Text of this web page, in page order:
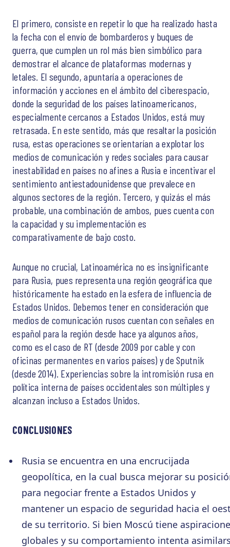
El primero, consiste en repetir lo que ha realizado hasta
la fecha con el envío de bombarderos y buques de
guerra, que cumplen un rol más bien simbólico para
demostrar el alcance de plataformas modernas y
letales. El segundo, apuntaría a operaciones de
información y acciones en el ámbito del ciberespacio,
donde la seguridad de los países latinoamericanos,
especialmente cercanos a Estados Unidos, está muy
retrasada. En este sentido, más que resaltar la posición
rusa, estas operaciones se orientarían a explotar los
medios de comunicación y redes sociales para causar
inestabilidad en países no afines a Rusia e incentivar el
sentimiento antiestadounidense que prevalece en
algunos sectores de la región. Tercero, y quizás el más
probable, una combinación de ambos, pues cuenta con
la capacidad y su implementación es
comparativamente de bajo costo.
Aunque no crucial, Latinoamérica no es insignificante
para Rusia, pues representa una región geográfica que
históricamente ha estado en la esfera de influencia de
Estados Unidos. Debemos tener en consideración que
medios de comunicación rusos cuentan con señales en
español para la región desde hace ya algunos años,
como es el caso de RT (desde 2009 por cable y con
oficinas permanentes en varios países) y de Sputnik
(desde 2014). Experiencias sobre la intromisión rusa en
política interna de países occidentales son múltiples y
alcanzan incluso a Estados Unidos.
CONCLUSIONES
Rusia se encuentra en una encrucijada
geopolítica, en la cual busca mejorar su
para negociar frente a Estados Unidos y
mantener un espacio de seguridad hacia el
de su territorio. Si bien Moscú tiene
globales y su comportamiento intenta